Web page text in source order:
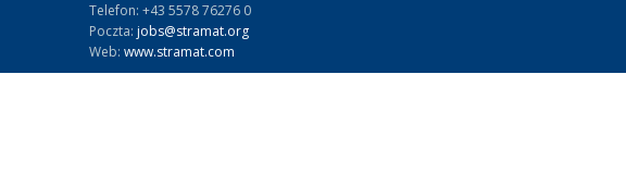
Telefon: +43 5578 76276 0
Poczta: jobs@stramat.org
Web: www.stramat.com